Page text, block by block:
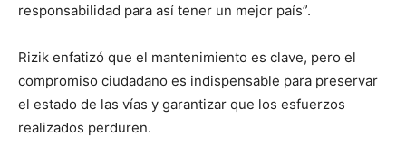
responsabilidad para así tener un mejor país”.
Rizik enfatizó que el mantenimiento es clave, pero el
compromiso ciudadano es indispensable para preservar
el estado de las vías y garantizar que los esfuerzos
realizados perduren.